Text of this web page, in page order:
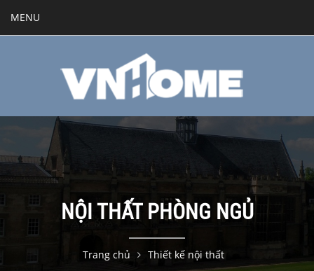
MENU
NỘI THẤT PHÒNG NGỦ
Trang chủ Thiết kế nội thất